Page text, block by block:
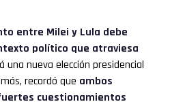
entre Milei y Lula debe
político que atraviesa
una nueva elección presidencial
recordó que ambos
cuestionamientos